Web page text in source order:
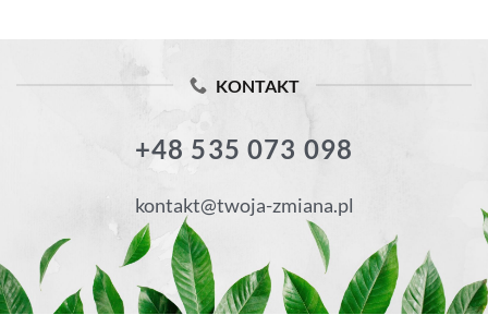
KONTAKT
+48 535 073 098
kontakt@twoja-zmiana.pl